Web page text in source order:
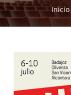
Inicio